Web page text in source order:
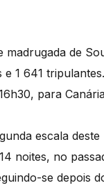
madrugada de
e 1 641
para
escala
noites, no
se depois